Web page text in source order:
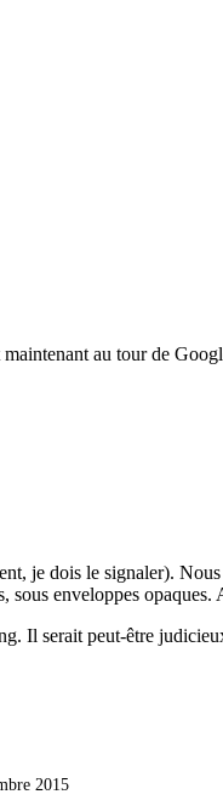
maintenant au tour de
je dois le signaler).
enveloppes opaques.
Il serait peut-être
2015